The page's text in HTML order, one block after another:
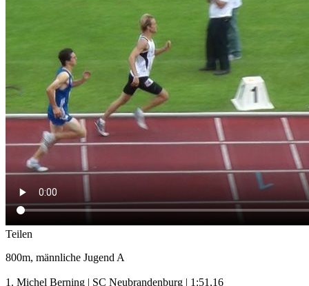
Teilen
800m, männliche Jugend A
1. Michel Berning | SC Neubrandenburg | 1:51,16